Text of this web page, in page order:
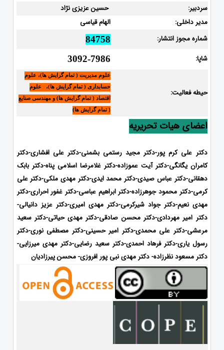
سردبیر:
حسین عزیزی نژاد
مدیر داخلی:
الهام قیاسی
شماره مجوز انتشار:
84758
شاپا:
3092-7986
حیطه فعالیت:
علوم مدیریت ( تمام گرایش ها)، علوم
حسابداری ( تمام گرایش ها)، علوم
اقتصاد ( تمام گرایش ها) و مهندسی صنایع
( تمام گرایش ها)
اعضای هیات تحریریه
دکتر علی کرم پور-دکتر مجید رستمی بشمنی-دکتر علی افشاری-دکتر
کامران یگانگی-دکتر آیت عموزاده-دکتر غلامرضا اسلامی پناه-دکتر بابک
دهقانی-دکتر عباس صیدی-دکتر محمد ایدی-دکتر مهدی ملکی-دکتر علی
کرمی-دکتر محمود جوهرزاده-دکتر ابراهیم عباسی-دکتر غفور احراری-دکتر
مهدی نعیم-دکتر جواد شیرکرمی-دکتر مهدی امیری-دکتر عزیز دانیالی-
دکتر امیر مهردادی-دکتر محسن صادقی-دکتر مهدی حیاتی-دکتر سعید
مرعشی-دکتر علی محمدی-دکتر امیر حسینی-دکتر مصطفی نوری-دکتر
رسول یاری-دکتر فرهاد احمدی-دکتر سعید رضایی-دکتر مهدی میرزایی-
دکتر مسعود نظرزاده- دکتر مهدی نبی پور افروزی- محسن پیرزادیان